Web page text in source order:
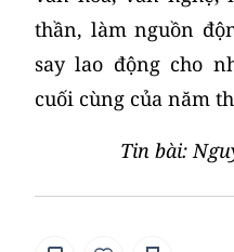
thần, làm nguồn
say lao động cho
cuối cùng của năm
Tin bài: